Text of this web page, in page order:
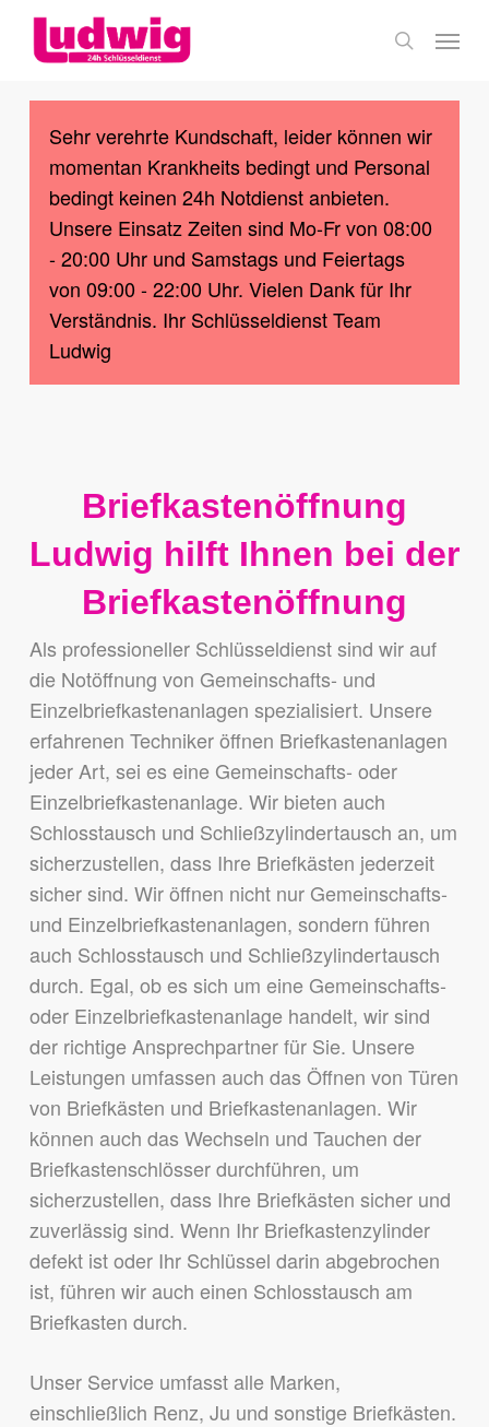
Skip
content
search
Menu
Sehr verehrte Kundschaft, leider können wir
momentan Krankheits bedingt und Personal
bedingt keinen 24h Notdienst anbieten.
Unsere Einsatz Zeiten sind Mo-Fr von 08:00
- 20:00 Uhr und Samstags und Feiertags
von 09:00 - 22:00 Uhr. Vielen Dank für Ihr
Verständnis. Ihr Schlüsseldienst Team
Ludwig
Briefkastenöffnung
Ludwig hilft Ihnen bei der
Briefkastenöffnung
Als professioneller Schlüsseldienst sind wir auf
die Notöffnung von Gemeinschafts- und
Einzelbriefkastenanlagen spezialisiert. Unsere
erfahrenen Techniker öffnen Briefkastenanlagen
jeder Art, sei es eine Gemeinschafts- oder
Einzelbriefkastenanlage. Wir bieten auch
Schlosstausch und Schließzylindertausch an, um
sicherzustellen, dass Ihre Briefkästen jederzeit
sicher sind. Wir öffnen nicht nur Gemeinschafts-
und Einzelbriefkastenanlagen, sondern führen
auch Schlosstausch und Schließzylindertausch
durch. Egal, ob es sich um eine Gemeinschafts-
oder Einzelbriefkastenanlage handelt, wir sind
der richtige Ansprechpartner für Sie. Unsere
Leistungen umfassen auch das Öffnen von Türen
von Briefkästen und Briefkastenanlagen. Wir
können auch das Wechseln und Tauchen der
Briefkastenschlösser durchführen, um
sicherzustellen, dass Ihre Briefkästen sicher und
zuverlässig sind. Wenn Ihr Briefkastenzylinder
defekt ist oder Ihr Schlüssel darin abgebrochen
ist, führen wir auch einen Schlosstausch am
Briefkasten durch.
Unser Service umfasst alle Marken,
einschließlich Renz, Ju und sonstige Briefkästen.